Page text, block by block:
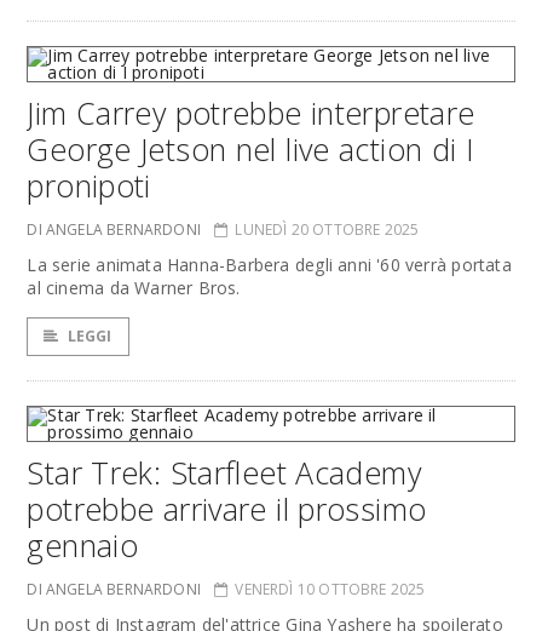
Jim Carrey potrebbe interpretare
George Jetson nel live action di I
pronipoti
DI ANGELA BERNARDONI LUNEDÌ 20 OTTOBRE 2025
La serie animata Hanna-Barbera degli anni '60 verrà portata
al cinema da Warner Bros.
LEGGI
Star Trek: Starfleet Academy
potrebbe arrivare il prossimo
gennaio
DI ANGELA BERNARDONI VENERDÌ 10 OTTOBRE 2025
Un post di Instagram del'attrice Gina Yashere ha spoilerato